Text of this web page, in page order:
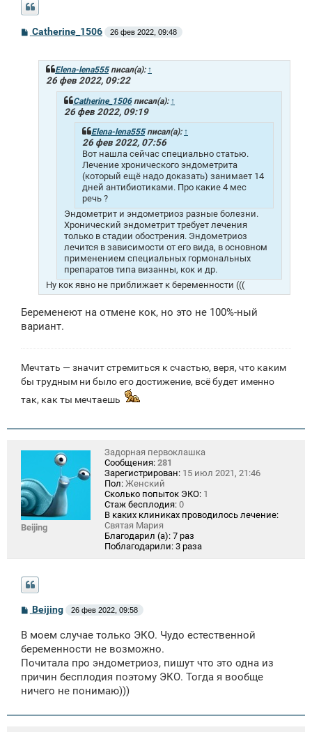
С
о
Catherine_1506 26 фев 2022, 09:48
Elena-lena555писал(а): ↑
26 фев 2022, 09:22
Catherine_1506писал(а): ↑
26 фев 2022, 09:19
Elena-lena555писал(а): ↑
26 фев 2022, 07:56
Вот нашла сейчас специально статью.
Лечение хронического эндометрита
(который ещё надо доказать) занимает 14
дней антибиотиками. Про какие 4 мес
речь ?
Эндометрит и эндометриоз разные болезни.
Хронический эндометрит требует лечения
только в стадии обострения. Эндометриоз
лечится в зависимости от его вида, в основном
применением специальных гормональных
препаратов типа визанны, кок и др.
Ну кок явно не приближает к беременности (((
Беременеют на отмене кок, но это не 100%-ный
вариант.
Мечтать — значит стремиться к счастью, веря, что каким
бы трудным ни было его достижение, всё будет именно
так, как ты мечтаешь
Beijing
Задорная первоклашка
Сообщения: 281
Зарегистрирован: 15 июл 2021, 21:46
Пол: Женский
Сколько попыток ЭКО: 1
Стаж бесплодия: 0
В каких клиниках проводилось лечение:
Святая Мария
Благодарил (а): 7 раз
Поблагодарили: 3 раза
С
б
щ
е
н
и
Beijing 26 фев 2022, 09:58
В моем случае только ЭКО. Чудо естественной
беременности не возможно.
Почитала про эндометриоз, пишут что это одна из
причин бесплодия поэтому ЭКО. Тогда я вообще
ничего не понимаю)))